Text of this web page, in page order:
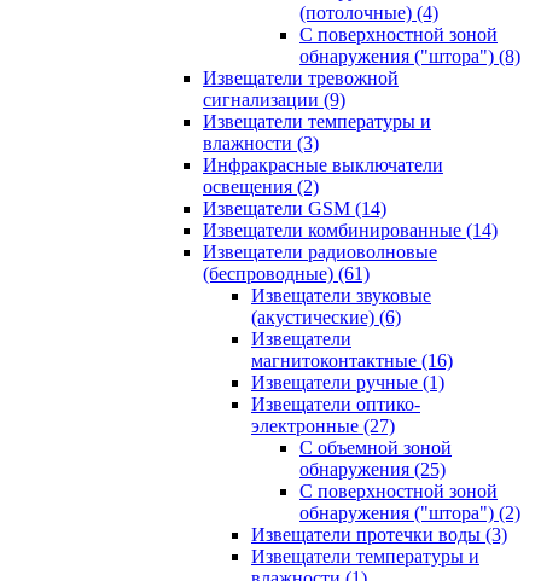
(потолочные) (4)
С поверхностной зоной
обнаружения ("штора") (8)
Извещатели тревожной
сигнализации (9)
Извещатели температуры и
влажности (3)
Инфракрасные выключатели
освещения (2)
Извещатели GSM (14)
Извещатели комбинированные (14)
Извещатели радиоволновые
(беспроводные) (61)
Извещатели звуковые
(акустические) (6)
Извещатели
магнитоконтактные (16)
Извещатели ручные (1)
Извещатели оптико-
электронные (27)
С объемной зоной
обнаружения (25)
С поверхностной зоной
обнаружения ("штора") (2)
Извещатели протечки воды (3)
Извещатели температуры и